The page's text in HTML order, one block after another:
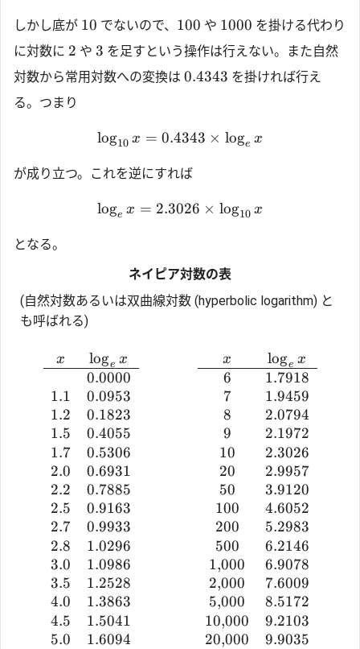
しかし底が 10 でないので、 100 や 1000 を掛ける代わり
に対数に 2 や 3 を足すという操作は行えない。また自然
対数から常用対数への変換は 0.4343 を掛ければ行え
る。つまり
log10 x = 0.4343 × loge x
が成り立つ。これを逆にすれば
loge x = 2.3026 × log10 x
となる。
ネイピア対数の表
(自然対数あるいは双曲線対数 (hyperbolic logarithm) と
も呼ばれる)
x
1.1
1.2
1.5
1.7
2.0
2.2
2.5
2.7
2.8
3.0
3.5
4.0
4.5
5.0
loge x
0.0000
0.0953
0.1823
0.4055
0.5306
0.6931
0.7885
0.9163
0.9933
1.0296
1.0986
1.2528
1.3863
1.5041
1.6094
x
6
7
8
9
10
20
50
100
200
500
1,000
2,000
5,000
10,000
20,000
loge x
1.7918
1.9459
2.0794
2.1972
2.3026
2.9957
3.9120
4.6052
5.2983
6.2146
6.9078
7.6009
8.5172
9.2103
9.9035